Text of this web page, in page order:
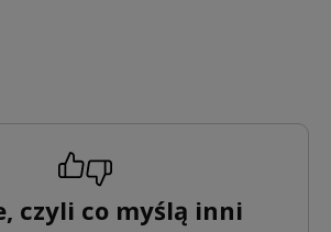
czyli co myślą inni